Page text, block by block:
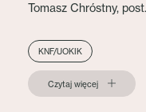
Tomasz Chróstny,
KNF/UOKIK
Czytaj więcej